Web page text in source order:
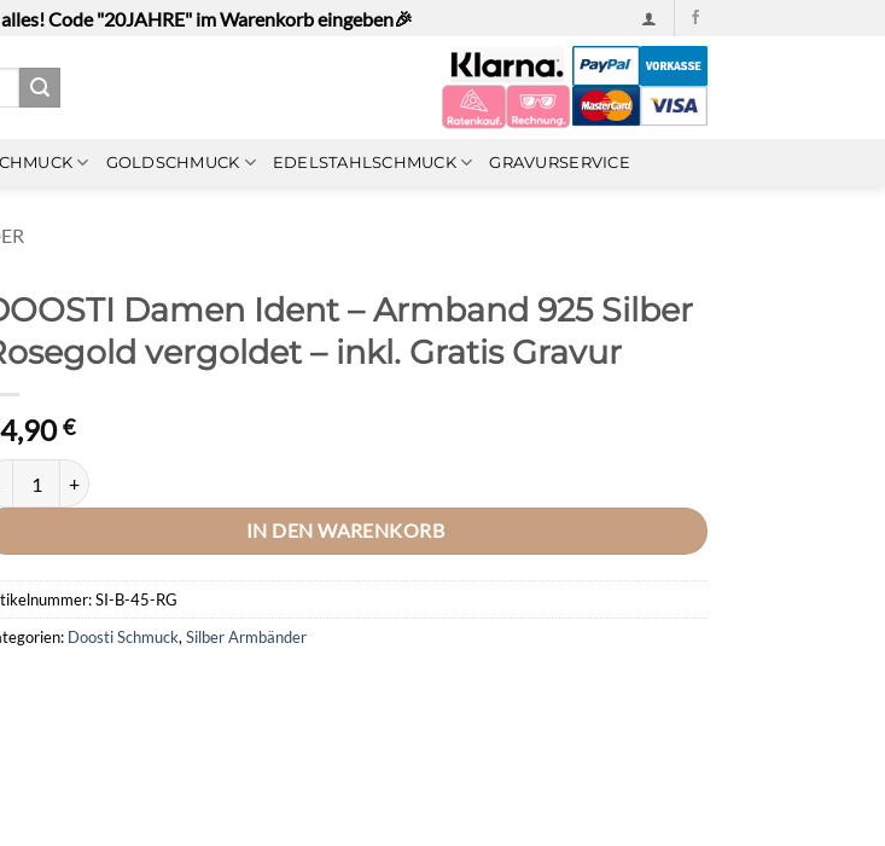
Code "20JAHRE" im Warenkorb eingeben🎉
GOLDSCHMUCK EDELSTAHLSCHMUCK GRAVURSERVICE
Damen Ident – Armband 925 Silber
vergoldet – inkl. Gratis Gravur
€
Damen Ident - Armband 925 Silber Rosegold vergoldet - inkl. Gratis Gravur Menge
IN DEN WARENKORB
SI-B-45-RG
Doosti Schmuck, Silber Armbänder